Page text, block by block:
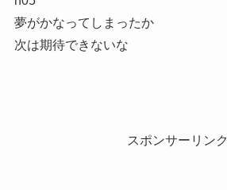
夢がかなってしまったか
次は期待できないな
スポンサーリンク